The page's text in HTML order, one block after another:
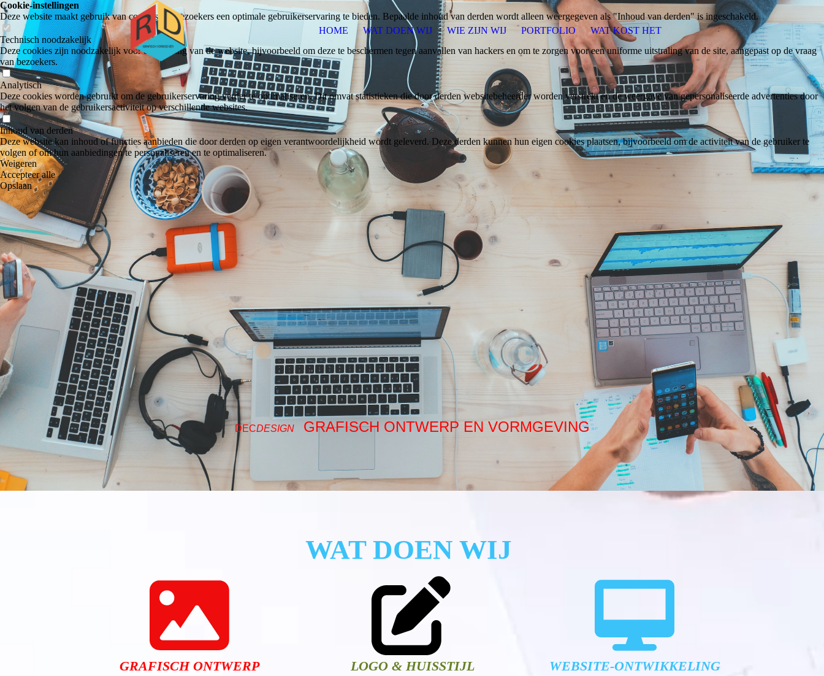
HOME WAT DOEN WIJ WIE ZIJN WIJ PORTFOLIO WAT KOST HET
DECDESIGN GRAFISCH ONTWERP EN VORMGEVING
WAT DOEN WIJ
GRAFISCH ONTWERP
LOGO & HUISSTIJL
WEBSITE-ONTWIKKELING
Cookie-instellingen
Deze website maakt gebruik van cookies om bezoekers een optimale gebruikerservaring te bieden. Bepaalde inhoud van derden wordt alleen weergegeven als "Inhoud van derden" is ingeschakeld.
Technisch noodzakelijk
Deze cookies zijn noodzakelijk voor de werking van de website, bijvoorbeeld om deze te beschermen tegen aanvallen van hackers en om te zorgen voor een uniforme uitstraling van de site, aangepast op de vraag
van bezoekers.
Analytisch
Deze cookies worden gebruikt om de gebruikerservaring verder te optimaliseren. Dit omvat statistieken die door derden websitebeheerder worden verstrekt en de weergave van gepersonaliseerde advertenties door
het volgen van de gebruikersactiviteit op verschillende websites.
Inhoud van derden
Deze website kan inhoud of functies aanbieden die door derden op eigen verantwoordelijkheid wordt geleverd. Deze derden kunnen hun eigen cookies plaatsen, bijvoorbeeld om de activiteit van de gebruiker te
volgen of om hun aanbiedingen te personaliseren en te optimaliseren.
Weigeren
Accepteer alle
Opslaan